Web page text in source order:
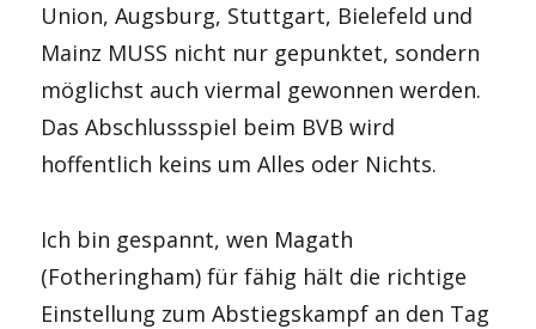
Union, Augsburg, Stuttgart, Bielefeld und
Mainz MUSS nicht nur gepunktet, sondern
möglichst auch viermal gewonnen werden.
Das Abschlussspiel beim BVB wird
hoffentlich keins um Alles oder Nichts.
Ich bin gespannt, wen Magath
(Fotheringham) für fähig hält die richtige
Einstellung zum Abstiegskampf an den Tag